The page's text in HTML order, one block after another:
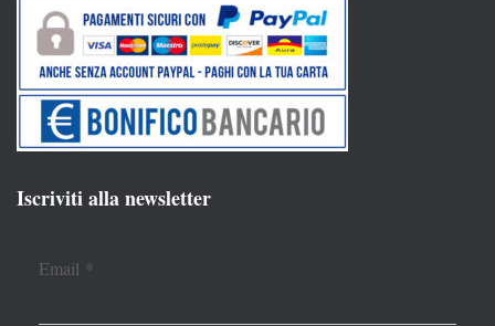
Iscriviti alla newsletter
Email *